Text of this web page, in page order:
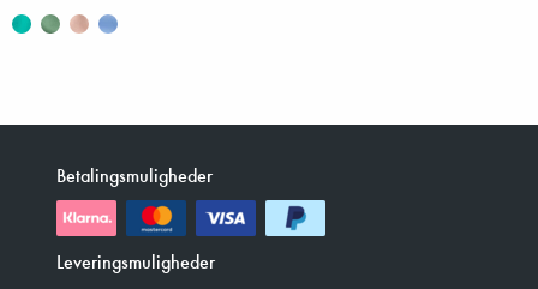
Betalingsmuligheder
Leveringsmuligheder